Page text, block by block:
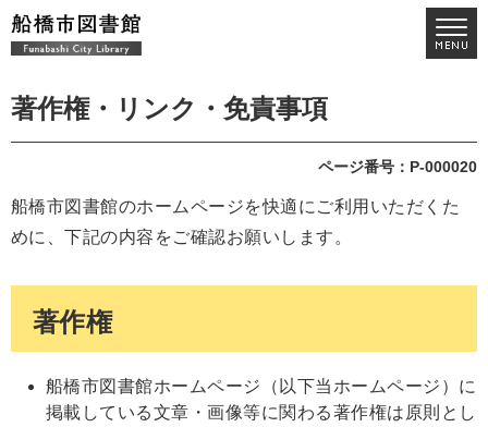
著作権・リンク・免責事項
ページ番号：P-000020
船橋市図書館のホームページを快適にご利用いただくた
めに、下記の内容をご確認お願いします。
著作権
船橋市図書館ホームページ（以下当ホームページ）に
掲載している文章・画像等に関わる著作権は原則とし